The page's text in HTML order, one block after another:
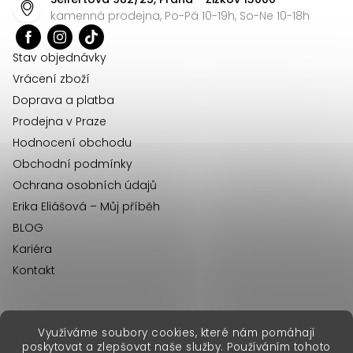
Využíváme soubory cookies, které nám pomáhají
poskytovat a zlepšovat naše služby. Používáním tohoto
kamenná prodejna, Po-Pá 10-19h, So-Ne 10-18h
Stav objednávky
Vrácení zboží
Doprava a platba
Prodejna v Praze
Hodnocení obchodu
Obchodní podmínky
Ochrana osobních údajů
Erika Eliášová – Můj příběh
BLOG
Kariéra
Kontakt
erikafashion.sk